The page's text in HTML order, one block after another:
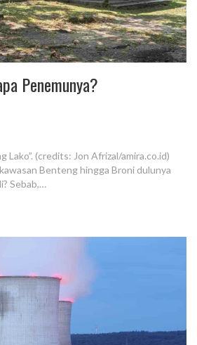
Penemunya?
Lako”. (credits: Jon Afrizal/amira.co.id)
Benteng hingga Broni dulunya
Sebab,…